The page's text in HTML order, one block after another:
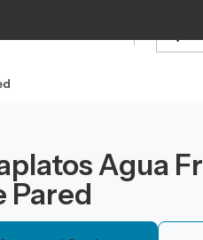
Agua
Pared